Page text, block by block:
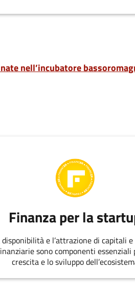
nell’incubatore
Finanza per la
disponibilità e l’attrazione di capitali
sono componenti essenziali
crescita e lo sviluppo